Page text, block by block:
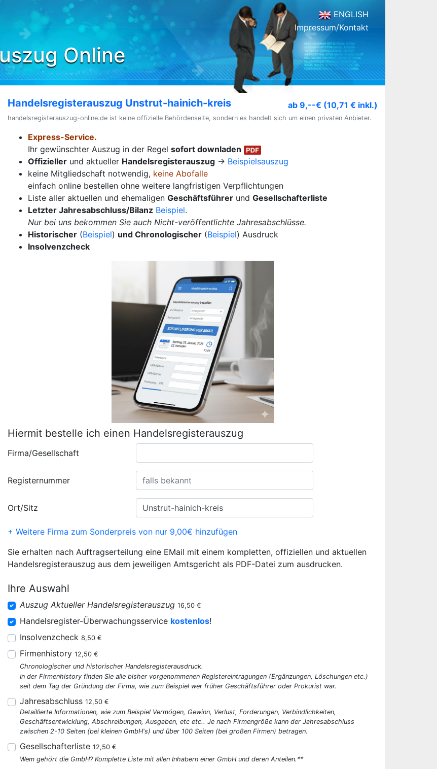
Online
ENGLISH
Impressum/Kontakt
Handelsregisterauszug Unstrut-hainich-kreis ab 9,--€ (10,71 € inkl.)
handelsregisterauszug-online.de ist keine offizielle Behördenseite, sondern es handelt sich um einen privaten Anbieter.
Express-Service.
Ihr gewünschter Auszug in der Regel sofort downladen
Offizieller und aktueller Handelsregisterauszug → Beispielsauszug
keine Mitgliedschaft notwendig, keine Abofalle
einfach online bestellen ohne weitere langfristigen Verpflichtungen
Liste aller aktuellen und ehemaligen Geschäftsführer und Gesellschafterliste
Letzter Jahresabschluss/Bilanz Beispiel.
Nur bei uns bekommen Sie auch Nicht-veröffentlichte Jahresabschlüsse.
Historischer (Beispiel) und Chronologischer (Beispiel) Ausdruck
Insolvenzcheck
Hiermit bestelle ich einen Handelsregisterauszug
Firma/Gesellschaft
Registernummer
Ort/Sitz
+ Weitere Firma zum Sonderpreis von nur 9,00€ hinzufügen
Sie erhalten nach Auftragserteilung eine EMail mit einem kompletten, offiziellen und aktuellen
Handelsregisterauszug aus dem jeweiligen Amtsgericht als PDF-Datei zum ausdrucken.
Ihre Auswahl
Auszug Aktueller Handelsregisterauszug 16,50 €
Handelsregister-Überwachungsservice kostenlos!
Insolvenzcheck 8,50 €
Firmenhistory 12,50 €
Chronologischer und historischer Handelsregisterausdruck.
In der Firmenhistory finden Sie alle bisher vorgenommenen Registereintragungen (Ergänzungen, Löschungen etc.)
seit dem Tag der Gründung der Firma, wie zum Beispiel wer früher Geschäftsführer oder Prokurist war.
Jahresabschluss 12,50 €
Detaillierte Informationen, wie zum Beispiel Vermögen, Gewinn, Verlust, Forderungen, Verbindlichkeiten,
Geschäftsentwicklung, Abschreibungen, Ausgaben, etc etc.. Je nach Firmengröße kann der Jahresabschluss
zwischen 2-10 Seiten (bei kleinen GmbH's) und über 100 Seiten (bei großen Firmen) betragen.
Gesellschafterliste 12,50 €
Wem gehört die GmbH? Komplette Liste mit allen Inhabern einer GmbH und deren Anteilen.**